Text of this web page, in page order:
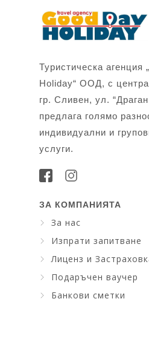
Туристическа агенция
Holiday“ ООД, с
гр. Сливен, ул.
предлага голямо
индивидуални и
услуги.
ЗА КОМПАНИЯТА
За нас
Изпрати запитване
Лиценз и
Подаръчен ваучер
Банкови сметки